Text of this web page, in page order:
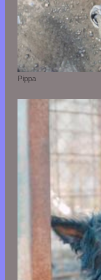
Pippa